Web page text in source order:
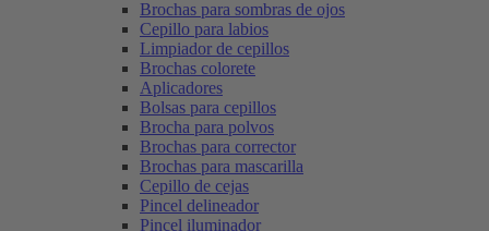
Brochas para sombras de ojos
Cepillo para labios
Limpiador de cepillos
Brochas colorete
Aplicadores
Bolsas para cepillos
Brocha para polvos
Brochas para corrector
Brochas para mascarilla
Cepillo de cejas
Pincel delineador
Pincel iluminador